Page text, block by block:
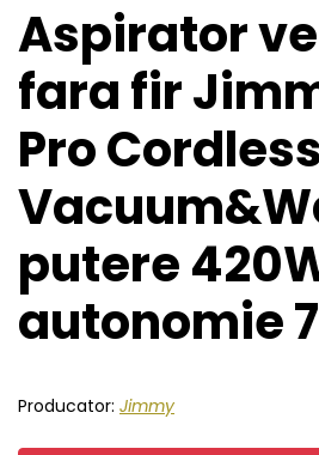
Aspirator
fara fir
Pro
putere
autonomie
Producator: Jimmy